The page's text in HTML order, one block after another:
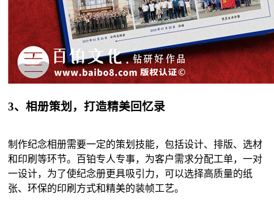
3、相册策划，打造精美回忆录
制作纪念相册需要一定的策划技能，包括设计、排版、选材
和印刷等环节。百铂专人专事，为客户需求分配工单，一对
一设计，为了使纪念册更具吸引力，可以选择高质量的纸
张、环保的印刷方式和精美的装帧工艺。